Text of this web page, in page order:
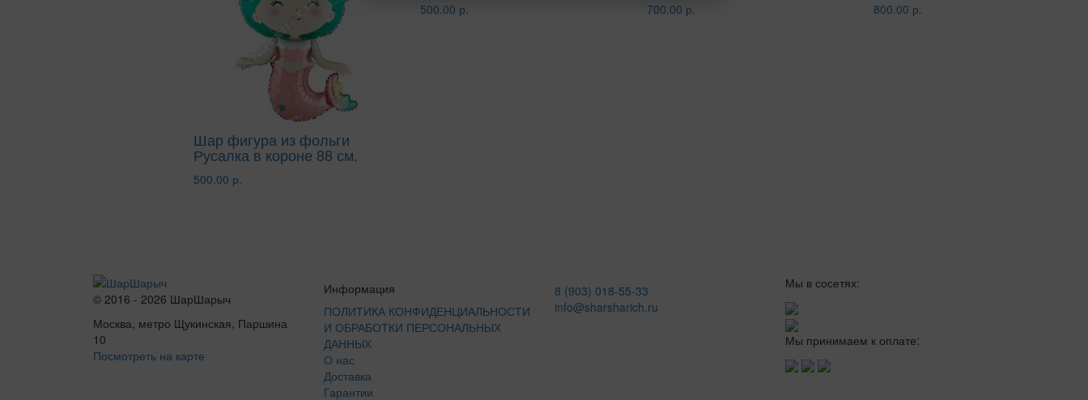
Шар фигура из фольги
Русалка в короне 88 см.
500.00 р.
500.00 р. 700.00 р. 800.00 р.
© 2016 - 2026 ШарШарыч
Москва, метро Щукинская, Паршина
10
Посмотреть на карте
Информация
ПОЛИТИКА КОНФИДЕНЦИАЛЬНОСТИ
И ОБРАБОТКИ ПЕРСОНАЛЬНЫХ
ДАННЫХ
О нас
Доставка
Гарантии
8 (903) 018-55-33
info@sharsharich.ru
Мы в сосетях:
Мы принимаем к оплате: